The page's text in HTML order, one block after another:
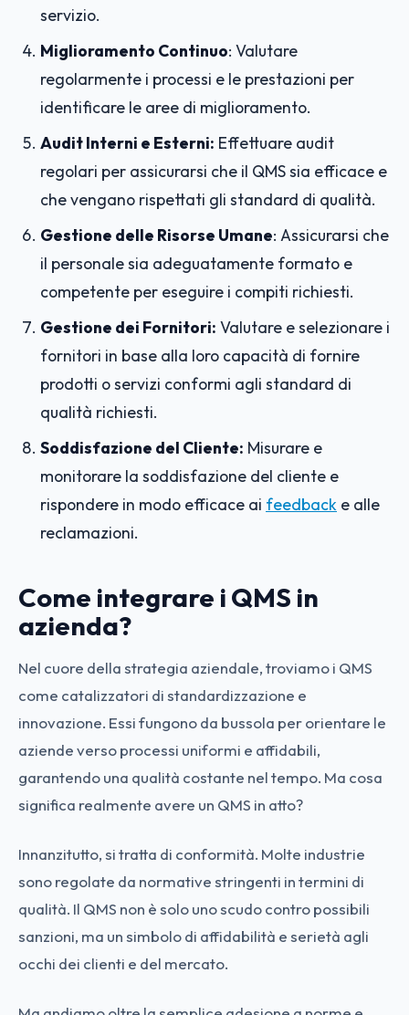
servizio.
Miglioramento Continuo: Valutare
regolarmente i processi e le prestazioni per
identificare le aree di miglioramento.
Audit Interni e Esterni: Effettuare audit
regolari per assicurarsi che il QMS sia efficace e
che vengano rispettati gli standard di qualità.
Gestione delle Risorse Umane: Assicurarsi che
il personale sia adeguatamente formato e
competente per eseguire i compiti richiesti.
Gestione dei Fornitori: Valutare e selezionare i
fornitori in base alla loro capacità di fornire
prodotti o servizi conformi agli standard di
qualità richiesti.
Soddisfazione del Cliente: Misurare e
monitorare la soddisfazione del cliente e
rispondere in modo efficace ai feedback e alle
reclamazioni.
Come integrare i QMS in
azienda?
Nel cuore della strategia aziendale, troviamo i QMS
come catalizzatori di standardizzazione e
innovazione. Essi fungono da bussola per orientare le
aziende verso processi uniformi e affidabili,
garantendo una qualità costante nel tempo. Ma cosa
significa realmente avere un QMS in atto?
Innanzitutto, si tratta di conformità. Molte industrie
sono regolate da normative stringenti in termini di
qualità. Il QMS non è solo uno scudo contro possibili
sanzioni, ma un simbolo di affidabilità e serietà agli
occhi dei clienti e del mercato.